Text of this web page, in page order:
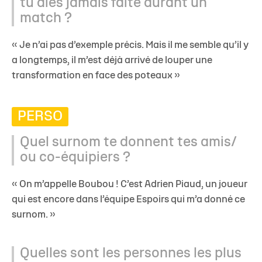
tu aies jamais faite durant un
match ?
« Je n’ai pas d’exemple précis. Mais il me semble qu’il y
a longtemps, il m’est déjà arrivé de louper une
transformation en face des poteaux »
PERSO
Quel surnom te donnent tes amis/
ou co-équipiers ?
« On m’appelle Boubou ! C’est Adrien Piaud, un joueur
qui est encore dans l’équipe Espoirs qui m’a donné ce
surnom. »
Quelles sont les personnes les plus